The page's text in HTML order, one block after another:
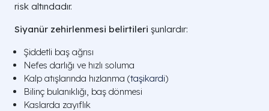
risk altındadır.
Siyanür zehirlenmesi belirtileri şunlardır:
Şiddetli baş ağrısı
Nefes darlığı ve hızlı soluma
Kalp atışlarında hızlanma (taşikardi)
Bilinç bulanıklığı, baş dönmesi
Kaslarda zayıflık